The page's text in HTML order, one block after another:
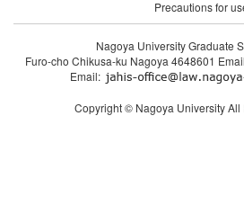
Precautions for
Nagoya University Graduate
Furo-cho Chikusa-ku Nagoya 4648601
Email:
Copyright © Nagoya University All